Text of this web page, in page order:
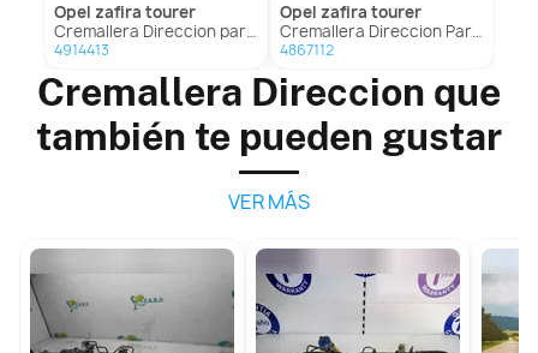
opel zafira tourer
Cremallera Direccion para Opel Zafira Tourer
4914413
opel zafira tourer
Cremallera Direccion Para Opel Zafira Tourer
4867112
Cremallera Direccion que
también te pueden gustar
VER MÁS